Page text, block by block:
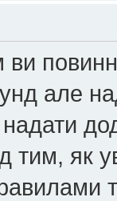
але
тим, як